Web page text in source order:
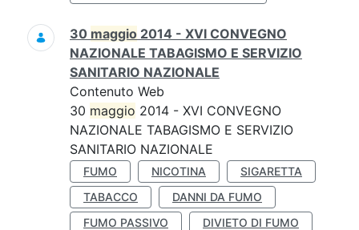
30 maggio 2014 - XVI CONVEGNO
NAZIONALE TABAGISMO E SERVIZIO
SANITARIO NAZIONALE
Contenuto Web
30 maggio 2014 - XVI CONVEGNO
NAZIONALE TABAGISMO E SERVIZIO
SANITARIO NAZIONALE
FUMO NICOTINA
SIGARETTA
TABACCO
DANNI DA FUMO
FUMO PASSIVO
DIVIETO DI FUMO